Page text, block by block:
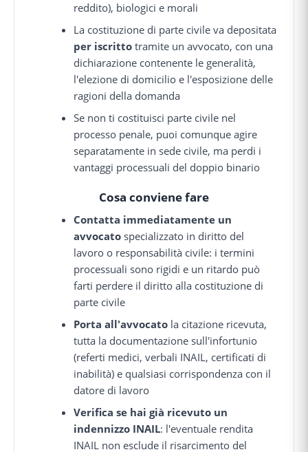
reddito), biologici e morali
La costituzione di parte civile va depositata
per iscritto tramite un avvocato, con una
dichiarazione contenente le generalità,
l'elezione di domicilio e l'esposizione delle
ragioni della domanda
Se non ti costituisci parte civile nel
processo penale, puoi comunque agire
separatamente in sede civile, ma perdi i
vantaggi processuali del doppio binario
Cosa conviene fare
Contatta immediatamente un
avvocato specializzato in diritto del
lavoro o responsabilità civile: i termini
processuali sono rigidi e un ritardo può
farti perdere il diritto alla costituzione di
parte civile
Porta all'avvocato la citazione ricevuta,
tutta la documentazione sull'infortunio
(referti medici, verbali INAIL, certificati di
inabilità) e qualsiasi corrispondenza con il
datore di lavoro
Verifica se hai già ricevuto un
indennizzo INAIL: l'eventuale rendita
INAIL non esclude il risarcimento del